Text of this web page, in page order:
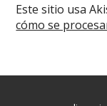
Este sitio usa
cómo se